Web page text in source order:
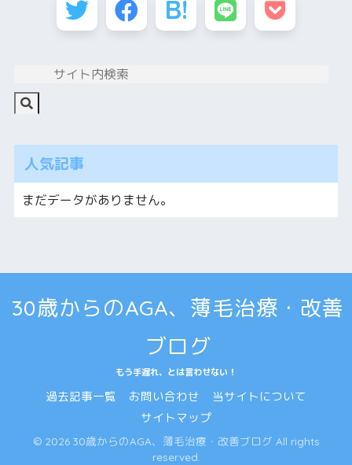
人気記事
まだデータがありません。
30歳からのAGA、薄毛治療・改善
ブログ
もう手遅れ、とは言わせない！
過去記事一覧 お問い合わせ
当サイトについて
サイトマップ
© 2026 30歳からのAGA、薄毛治療・改善ブログ All rights
reserved.